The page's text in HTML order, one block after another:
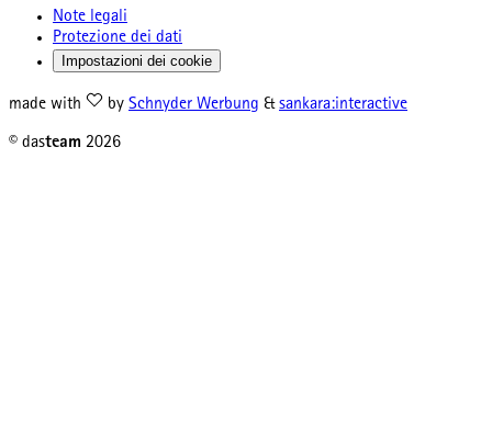
Note legali
Protezione dei dati
Impostazioni dei cookie
made with by Schnyder Werbung & sankara:interactive
© dasteam 2026